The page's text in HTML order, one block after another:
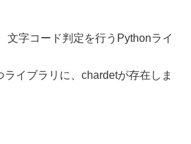
文字コード判定を行うPythonライ
ライブラリに、chardetが存在しま